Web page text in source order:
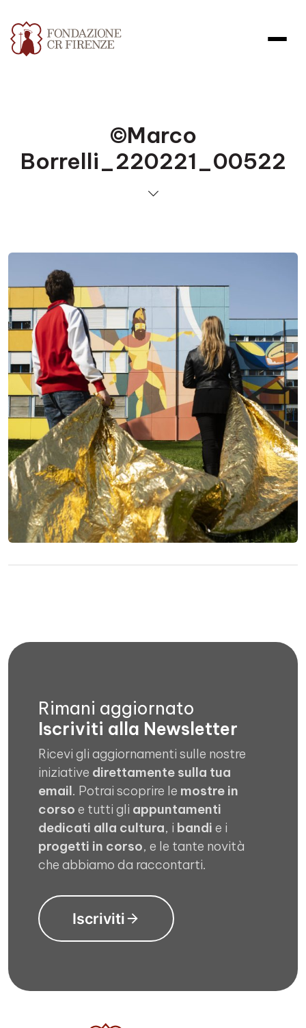
©Marco
Borrelli_220221_00522
Rimani aggiornato
Iscriviti alla Newsletter
Ricevi gli aggiornamenti sulle nostre
iniziative direttamente sulla tua
email. Potrai scoprire le mostre in
corso e tutti gli appuntamenti
dedicati alla cultura, i bandi e i
progetti in corso, e le tante novità
che abbiamo da raccontarti.
Iscriviti